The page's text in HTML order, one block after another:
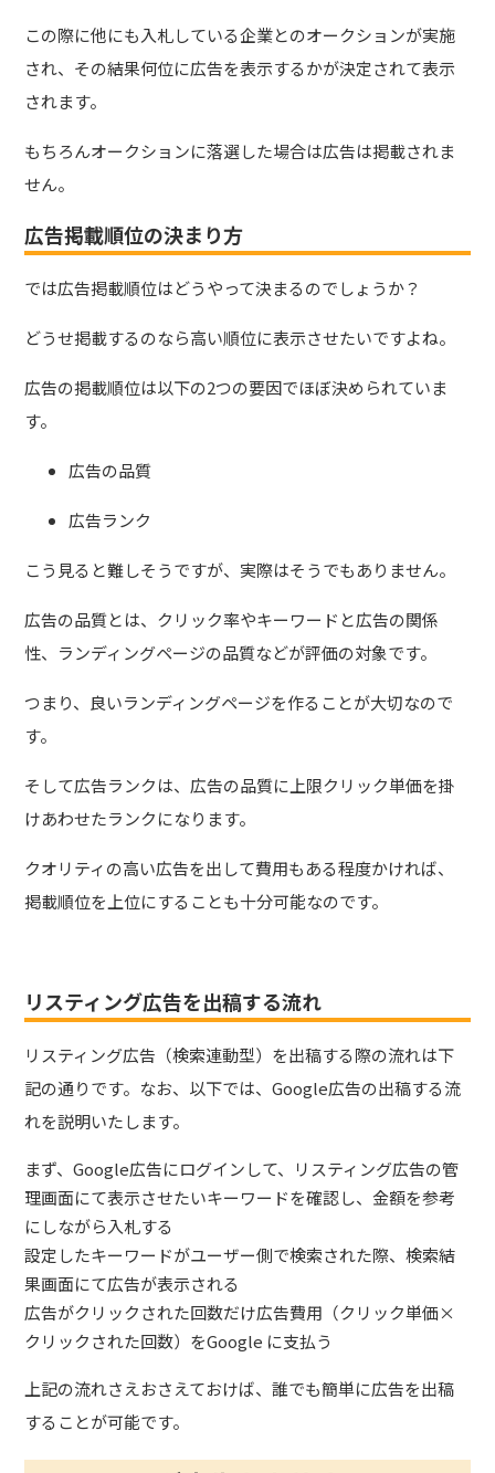
この際に他にも入札している企業とのオークションが実施
され、その結果何位に広告を表示するかが決定されて表示
されます。
もちろんオークションに落選した場合は広告は掲載されま
せん。
広告掲載順位の決まり方
では広告掲載順位はどうやって決まるのでしょうか？
どうせ掲載するのなら高い順位に表示させたいですよね。
広告の掲載順位は以下の2つの要因でほぼ決められていま
す。
広告の品質
広告ランク
こう見ると難しそうですが、実際はそうでもありません。
広告の品質とは、クリック率やキーワードと広告の関係
性、ランディングページの品質などが評価の対象です。
つまり、良いランディングページを作ることが大切なので
す。
そして広告ランクは、広告の品質に上限クリック単価を掛
けあわせたランクになります。
クオリティの高い広告を出して費用もある程度かければ、
掲載順位を上位にすることも十分可能なのです。
リスティング広告を出稿する流れ
リスティング広告（検索連動型）を出稿する際の流れは下
記の通りです。 なお、以下では、Google広告の出稿する流
れを説明いたします。
まず、Google広告にログインして、リスティング広告の管
理画面にて表示させたいキーワードを確認し、金額を参考
にしながら入札する
設定したキーワードがユーザー側で検索された際、検索結
果画面にて広告が表示される
広告がクリックされた回数だけ広告費用（クリック単価×
クリックされた回数）をGoogle に支払う
上記の流れさえおさえておけば、誰でも簡単に広告を出稿
することが可能です。